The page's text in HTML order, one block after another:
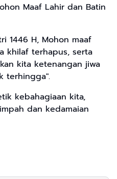
Maaf Lahir dan Batin
1446 H, Mohon maaf
khilaf terhapus, serta
kita ketenangan jiwa
terhingga".
kebahagiaan kita,
dan kedamaian